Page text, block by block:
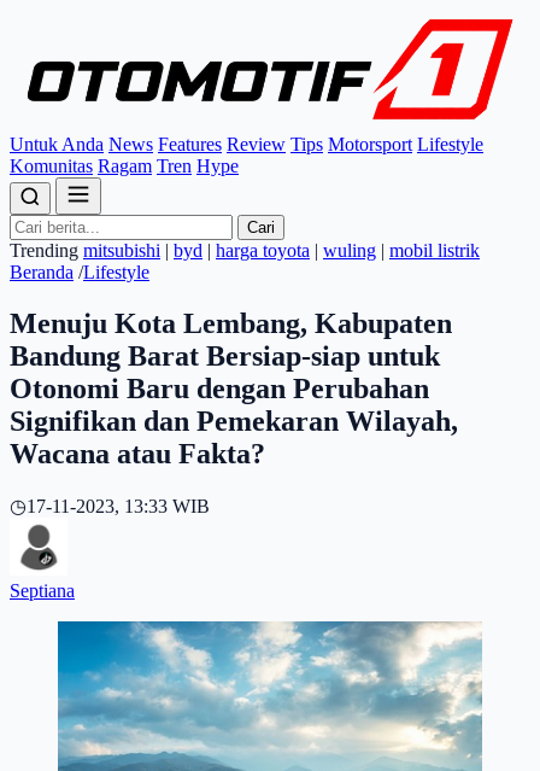
Untuk Anda News Features Review Tips Motorsport Lifestyle
Komunitas Ragam Tren Hype
Cari
Trending mitsubishi | byd | harga toyota | wuling | mobil listrik
Beranda /Lifestyle
Menuju Kota Lembang, Kabupaten
Bandung Barat Bersiap-siap untuk
Otonomi Baru dengan Perubahan
Signifikan dan Pemekaran Wilayah,
Wacana atau Fakta?
◷17-11-2023, 13:33 WIB
Septiana